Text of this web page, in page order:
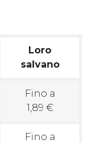
Loro
salvano
Fino a
1,89 €
Fino a